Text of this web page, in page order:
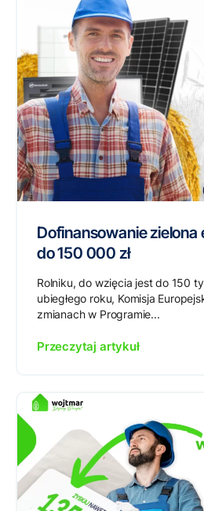
Dofinansowanie zielona
do 150 000 zł
Rolniku, do wzięcia jest do 150
ubiegłego roku, Komisja
zmianach w Programie...
Przeczytaj artykuł